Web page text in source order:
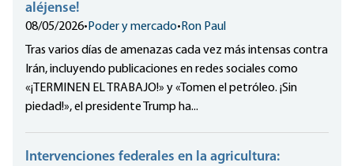
aléjense!
08/05/2026• Poder y mercado• Ron Paul
Tras varios días de amenazas cada vez más intensas contra
Irán, incluyendo publicaciones en redes sociales como
«¡TERMINEN EL TRABAJO!» y «Tomen el petróleo. ¡Sin
piedad!», el presidente Trump ha...
Intervenciones federales en la agricultura: